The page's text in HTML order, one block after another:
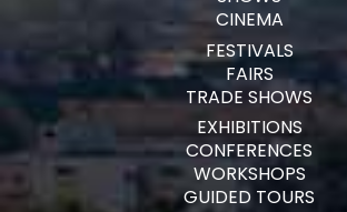
CINEMA
FESTIVALS
FAIRS
TRADE SHOWS
EXHIBITIONS
CONFERENCES
WORKSHOPS
GUIDED TOURS